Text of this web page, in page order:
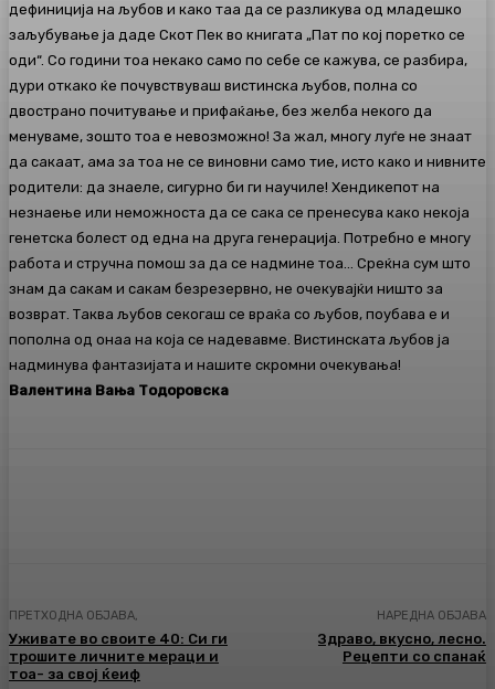
дефиниција на љубов и како таа да се разликува од младешко
заљубување ја даде Скот Пек во книгата „Пат по кој поретко се
оди“. Со години тоа некако само по себе се кажува, се разбира,
дури откако ќе почувствуваш вистинска љубов, полна со
двострано почитување и прифаќање, без желба некого да
менуваме, зошто тоа е невозможно! За жал, многу луѓе не знаат
да сакаат, ама за тоа не се виновни само тие, исто како и нивните
родители: да знаеле, сигурно би ги научиле! Хендикепот на
незнаење или неможноста да се сака се пренесува како некоја
генетска болест од една на друга генерација. Потребно е многу
работа и стручна помош за да се надмине тоа… Среќна сум што
знам да сакам и сакам безрезервно, не очекувајќи ништо за
возврат. Таква љубов секогаш се враќа со љубов, поубава е и
пополна од онаа на која се надевавме. Вистинската љубов ја
надминува фантазијата и нашите скромни очекувања!
Валентина Вања Тодоровска
ПРЕТХОДНА ОБЈАВА,
Уживате во своите 40: Си ги
трошите личните мераци и
тоа- за свој ќеиф
НАРЕДНА ОБЈАВА
Здраво, вкусно, лесно.
Рецепти со спанаќ